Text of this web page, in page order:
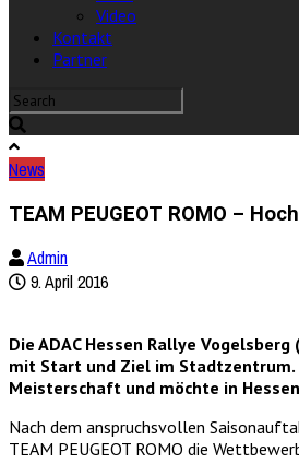
Video
Kontakt
Partner
News
TEAM PEUGEOT ROMO –
Admin
9. April 2016
Die ADAC Hessen Rallye
mit Start und Ziel im Stadtzentrum.
Meisterschaft und möchte in
Nach dem anspruchsvollen
TEAM PEUGEOT ROMO die